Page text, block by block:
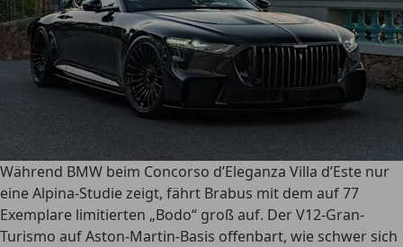
Während BMW beim Concorso d’Eleganza Villa d’Este nur
eine Alpina-Studie zeigt, fährt Brabus mit dem auf 77
Exemplare limitierten „Bodo“ groß auf. Der V12-Gran-
Turismo auf Aston-Martin-Basis offenbart, wie schwer sich